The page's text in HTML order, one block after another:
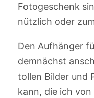
Fotogeschenk
nützlich oder
Den Aufhänger
demnächst
tollen Bilder und
kann, die ich